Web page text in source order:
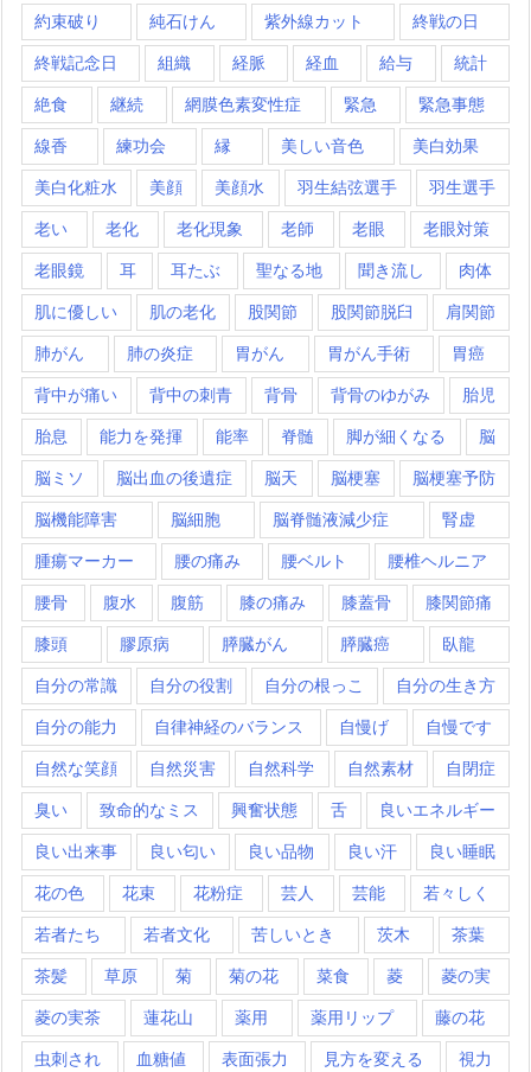
約束破り 純石けん 紫外線カット 終戦の日
終戦記念日 組織 経脈 経血 給与 統計
絶食 継続 網膜色素変性症 緊急 緊急事態
線香 練功会 縁 美しい音色 美白効果
美白化粧水 美顔 美顔水 羽生結弦選手 羽生選手
老い 老化 老化現象 老師 老眼 老眼対策
老眼鏡 耳 耳たぶ 聖なる地 聞き流し 肉体
肌に優しい 肌の老化 股関節 股関節脱臼 肩関節
肺がん 肺の炎症 胃がん 胃がん手術 胃癌
背中が痛い 背中の刺青 背骨 背骨のゆがみ 胎児
胎息 能力を発揮 能率 脊髄 脚が細くなる 脳
脳ミソ 脳出血の後遺症 脳天 脳梗塞 脳梗塞予防
脳機能障害 脳細胞 脳脊髄液減少症 腎虚
腫瘍マーカー 腰の痛み 腰ベルト 腰椎ヘルニア
腰骨 腹水 腹筋 膝の痛み 膝蓋骨 膝関節痛
膝頭 膠原病 膵臓がん 膵臓癌 臥龍
自分の常識 自分の役割 自分の根っこ 自分の生き方
自分の能力 自律神経のバランス 自慢げ 自慢です
自然な笑顔 自然災害 自然科学 自然素材 自閉症
臭い 致命的なミス 興奮状態 舌 良いエネルギー
良い出来事 良い匂い 良い品物 良い汗 良い睡眠
花の色 花束 花粉症 芸人 芸能 若々しく
若者たち 若者文化 苦しいとき 茨木 茶葉
茶髪 草原 菊 菊の花 菜食 菱 菱の実
菱の実茶 蓮花山 薬用 薬用リップ 藤の花
虫刺され 血糖値 表面張力 見方を変える 視力